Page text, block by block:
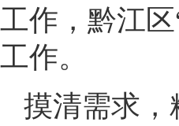
工作，黔江
工作。
摸清需求，